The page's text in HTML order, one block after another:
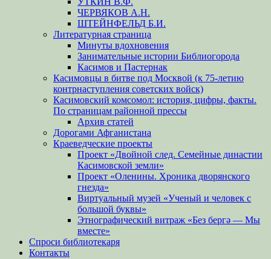
ЧЕРВЯКОВ А.Н.
ШТЕЙНФЕЛЬД Б.И.
Литературная страница
Минуты вдохновения
Занимательные истории Библиогорода
Касимов и Пастернак
Касимовцы в битве под Москвой (к 75-летию
контрнаступления советских войск)
Касимовский комсомол: история, цифры, факты.
По страницам районной прессы
Архив статей
Дорогами Афганистана
Краеведческие проекты
Проект «Двойной след. Семейные династии
Касимовской земли»
Проект «Оленины. Хроника дворянского
гнезда»
Виртуальный музей «Ученый и человек с
большой буквы»
Этнографический витраж «Без бергə — Мы
вместе»
Спроси библиотекаря
Контакты